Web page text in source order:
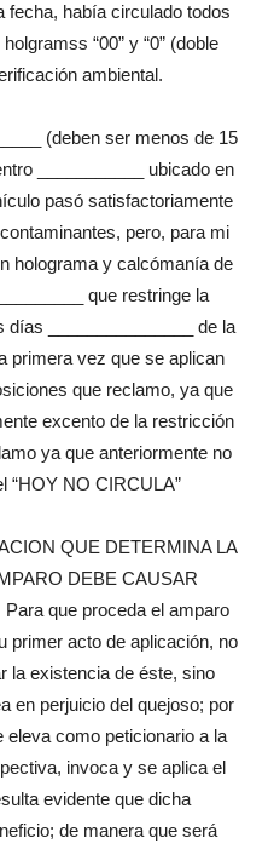
fecha, había circulado todos
“00” y “0” (doble
ambiental.
(deben ser menos de 15
___________ ubicado en
pasó satisfactoriamente
pero, para mi
holograma y calcómanía de
que restringe la
_______________ de la
primera vez que se aplican
que reclamo, ya que
excento de la restricción
ya que anteriormente no
“HOY NO CIRCULA”
QUE DETERMINA LA
DEBE CAUSAR
que proceda el amparo
primer acto de aplicación, no
la existencia de éste, sino
en perjuicio del quejoso; por
eleva como peticionario a la
invoca y se aplica el
evidente que dicha
de manera que será